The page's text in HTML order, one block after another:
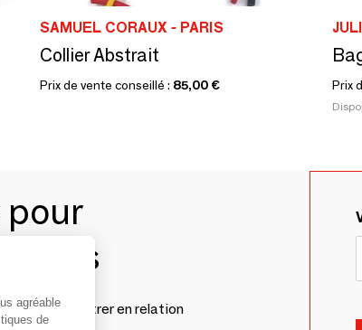
SAMUEL CORAUX - PARIS
Collier Abstrait
Prix de vente conseillé : 85,00 € Prix
pour
et de rentrer en relation
agréable
de